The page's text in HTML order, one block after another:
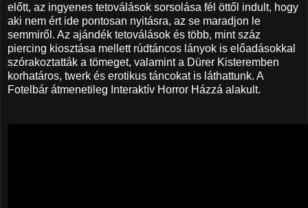
előtt, az ingyenes tetoválások sorsolása fél öttől indult, hogy
aki nem ért ide pontosan nyitásra, az se maradjon le
semmiről. Az ajándék tetoválások és több, mint száz
piercing kiosztása mellett rúdtáncos lányok is előadásokkal
szórakoztatták a tömeget, valamint a Dürer Kisteremben
korhatáros, twerk és erotikus táncokat is láthattunk. A
Fotelbár átmenetileg Interaktív Horror Házzá alakult.